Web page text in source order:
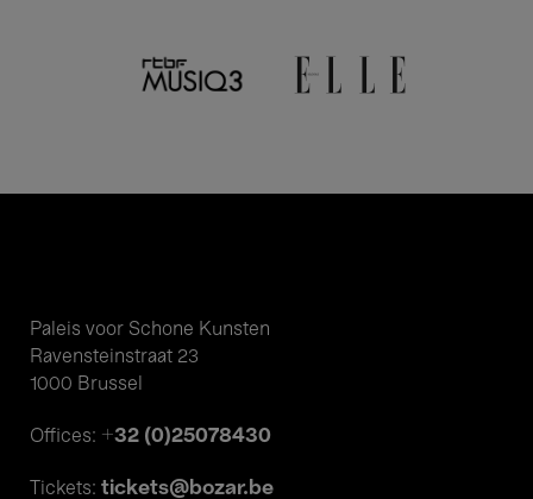
Paleis voor Schone Kunsten
Ravensteinstraat 23
1000 Brussel
Offices: +32 (0)25078430
Tickets: tickets@bozar.be